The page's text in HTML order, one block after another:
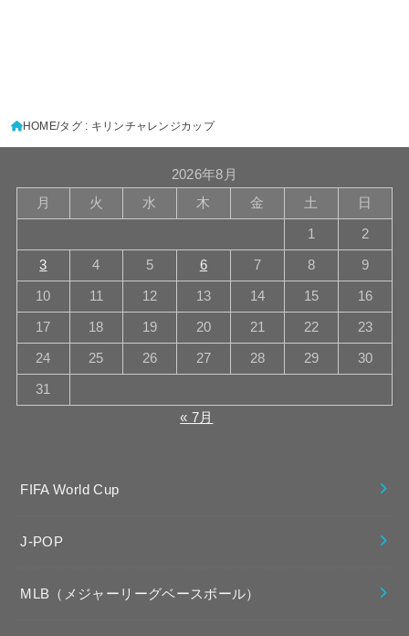
HOME タグ : キリンチャレンジカップ
2026年8月
月
火 水 木 金 土 日
1 2
3 4 5 6 7 8 9
10 11 12 13 14 15 16
17 18 19 20 21 22 23
24 25 26 27 28 29 30
31
« 7月
FIFA World Cup
J-POP
MLB（メジャーリーグベースボール）